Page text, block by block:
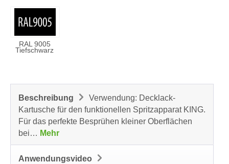
RAL 9005
Tiefschwarz
Beschreibung
Verwendung: Decklack-
Kartusche für den funktionellen Spritzapparat KING.
Für das perfekte Besprühen kleiner Oberflächen
bei… Mehr
Anwendungsvideo